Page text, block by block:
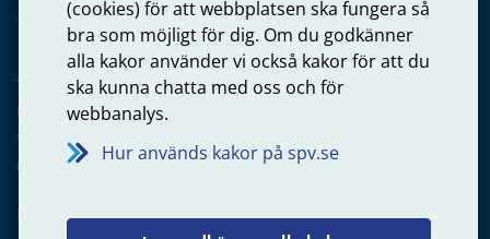
(cookies) för att webbplatsen ska fungera så
bra som möjligt för dig. Om du godkänner
alla kakor använder vi också kakor för att du
ska kunna chatta med oss och för
webbanalys.
Hur används kakor på spv.se
Arbetsgivare
Frågor om administration av tjänstepension från statlig
anställning
060-18 75 03
Kontakta oss